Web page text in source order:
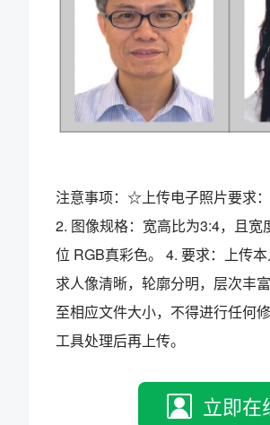
注意事项：☆上传电子照片要求
2. 图像规格：宽高比为3:4，且
位 RGB真彩色。 4. 要求：上传
求人像清晰，轮廓分明，层次丰
至相应文件大小，不得进行任何
工具处理后再上传。
立即在